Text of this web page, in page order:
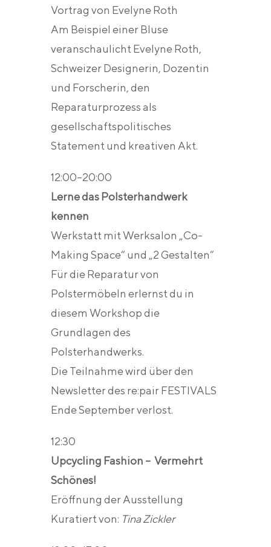
Vortrag von Evelyne Roth
Am Beispiel einer Bluse
veranschaulicht Evelyne Roth,
Schweizer Designerin, Dozentin
und Forscherin, den
Reparaturprozess als
gesellschaftspolitisches
Statement und kreativen Akt.
12:00–20:00
Lerne das Polsterhandwerk
kennen
Werkstatt mit Werksalon „Co-
Making Space“ und „2 Gestalten“
Für die Reparatur von
Polstermöbeln erlernst du in
diesem Workshop die
Grundlagen des
Polsterhandwerks.
Die Teilnahme wird über den
Newsletter des re:pair FESTIVALS
Ende September verlost.
12:30
Upcycling Fashion – Vermehrt
Schönes!
Eröffnung der Ausstellung
Kuratiert von: Tina Zickler